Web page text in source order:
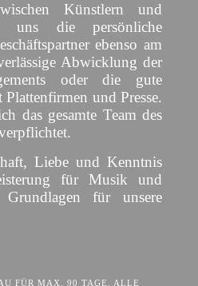
Künstlern und
uns die persönliche
ebenso am
Abwicklung der
oder die gute
und Presse.
das gesamte Team des
Liebe und Kenntnis
für Musik und
für unsere
FÜR MAX. 90 TAGE. ALLE